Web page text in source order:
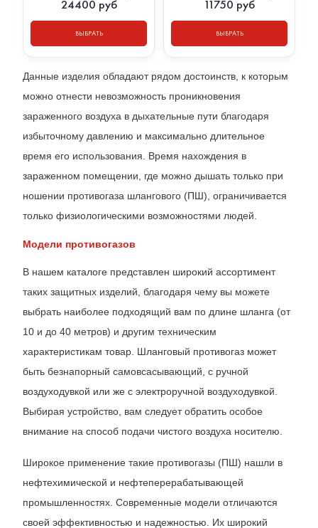
24400 руб
ВЫБРАТЬ
11750 руб
ВЫБРАТЬ
Данные изделия обладают рядом достоинств, к которым
можно отнести невозможность проникновения
зараженного воздуха в дыхательные пути благодаря
избыточному давлению и максимально длительное
время его использования. Время нахождения в
зараженном помещении, где можно дышать только при
ношении противогаза шлангового (ПШ), ограничивается
только физиологическими возможностями людей.
Модели противогазов
В нашем каталоге представлен широкий ассортимент
таких защитных изделий, благодаря чему вы можете
выбрать наиболее подходящий вам по длине шланга (от
10 и до 40 метров) и другим техническим
характеристикам товар. Шланговый противогаз может
быть безнапорный самовсасывающий, с ручной
воздуходувкой или же с электроручной воздуходувкой.
Выбирая устройство, вам следует обратить особое
внимание на способ подачи чистого воздуха носителю.
Широкое применение такие противогазы (ПШ) нашли в
нефтехимической и нефтеперерабатывающей
промышленностях. Современные модели отличаются
своей эффективностью и надежностью. Их широкий